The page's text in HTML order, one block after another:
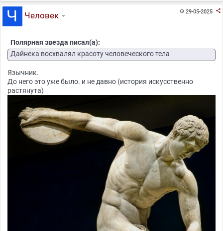
29-05-2025 
Человек
Полярная звезда писал(а):
Дайнека восхвалял красоту человеческого тела
Язычник.
До него это уже было. и не давно (история искусственно
растянута)